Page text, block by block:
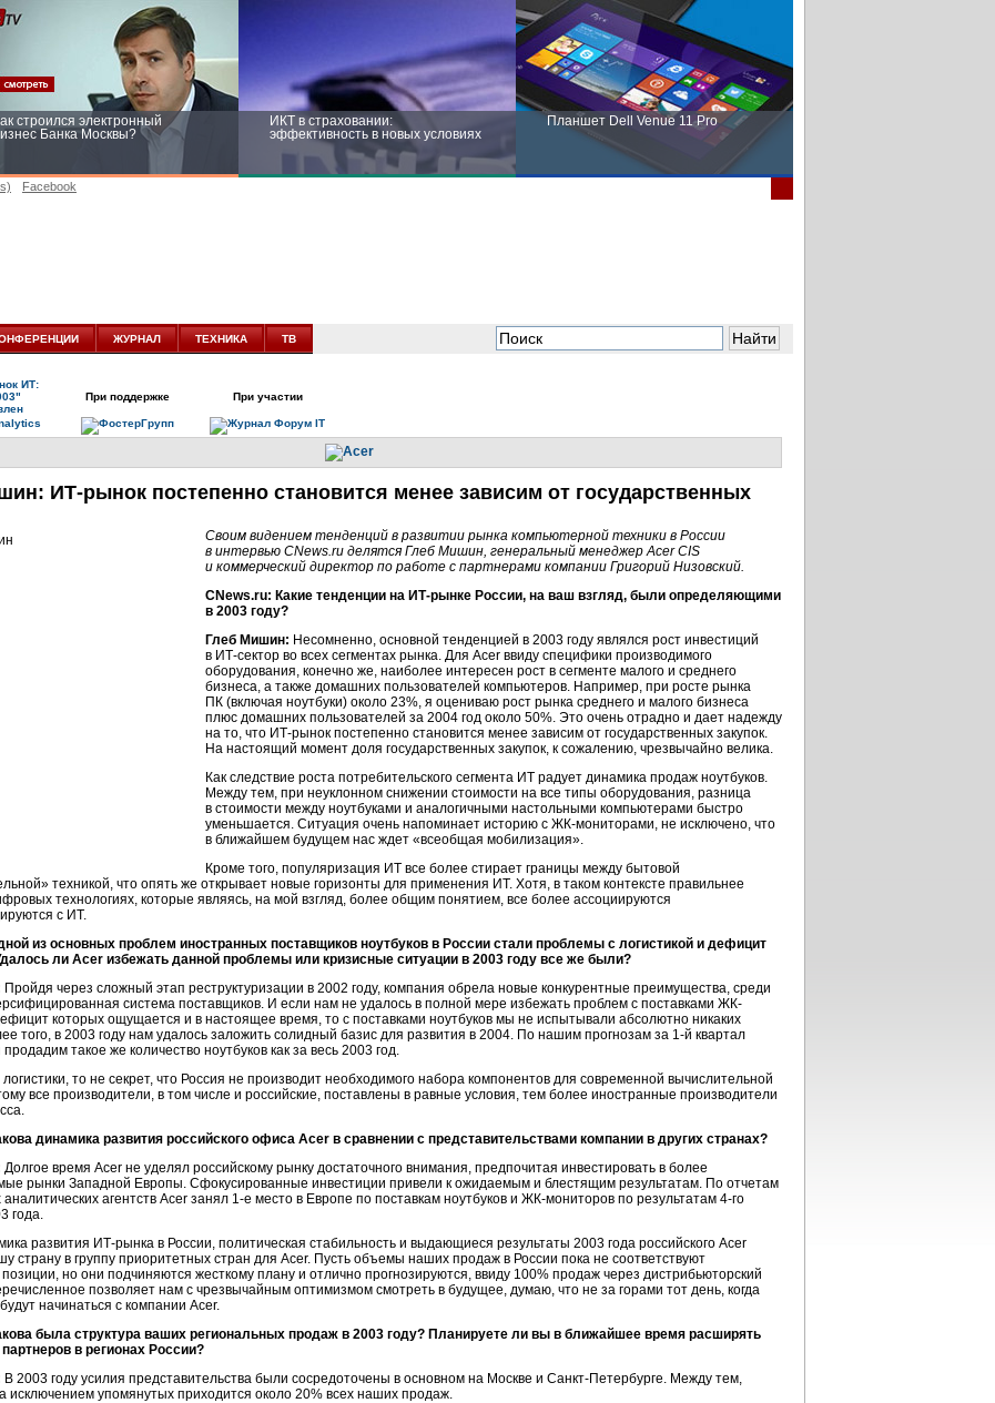
строился электронный
Банка Москвы?
ИКТ в страховании:
эффективность в новых условиях
Планшет Dell Venue 11 Pro
новых условиях
Facebook
ЖУРНАЛ ТЕХНИКА ТВ
ИТ:
При поддержке При участии
ИТ-рынок постепенно становится менее зависим от государственных
Своим видением тенденций в развитии рынка компьютерной техники в России
в интервью CNews.ru делятся Глеб Мишин, генеральный менеджер Acer CIS
и коммерческий директор по работе с партнерами компании Григорий Низовский.
CNews.ru: Какие тенденции на ИТ-рынке России, на ваш взгляд, были определяющими
в 2003 году?
Глеб Мишин: Несомненно, основной тенденцией в 2003 году являлся рост инвестиций
в ИТ-сектор во всех сегментах рынка. Для Acer ввиду специфики производимого
оборудования, конечно же, наиболее интересен рост в сегменте малого и среднего
бизнеса, а также домашних пользователей компьютеров. Например, при росте рынка
ПК (включая ноутбуки) около 23%, я оцениваю рост рынка среднего и малого бизнеса
плюс домашних пользователей за 2004 год около 50%. Это очень отрадно и дает надежду
на то, что ИТ-рынок постепенно становится менее зависим от государственных закупок.
На настоящий момент доля государственных закупок, к сожалению, чрезвычайно велика.
Как следствие роста потребительского сегмента ИТ радует динамика продаж ноутбуков.
Между тем, при неуклонном снижении стоимости на все типы оборудования, разница
в стоимости между ноутбуками и аналогичными настольными компьютерами быстро
уменьшается. Ситуация очень напоминает историю с ЖК-мониторами, не исключено, что
в ближайшем будущем нас ждет «всеобщая мобилизация».
Кроме того, популяризация ИТ все более стирает границы между бытовой
техникой, что опять же открывает новые горизонты для применения ИТ. Хотя, в таком контексте правильнее
технологиях, которые являясь, на мой взгляд, более общим понятием, все более ассоциируются
с ИТ.
из основных проблем иностранных поставщиков ноутбуков в России стали проблемы с логистикой и дефицит
ли Acer избежать данной проблемы или кризисные ситуации в 2003 году все же были?
Пройдя через сложный этап реструктуризации в 2002 году, компания обрела новые конкурентные преимущества, среди
система поставщиков. И если нам не удалось в полной мере избежать проблем с поставками ЖК-
которых ощущается и в настоящее время, то с поставками ноутбуков мы не испытывали абсолютно никаких
того, в 2003 году нам удалось заложить солидный базис для развития в 2004. По нашим прогнозам за 1-й квартал
такое же количество ноутбуков как за весь 2003 год.
логистики, то не секрет, что Россия не производит необходимого набора компонентов для современной вычислительной
все производители, в том числе и российские, поставлены в равные условия, тем более иностранные производители
динамика развития российского офиса Acer в сравнении с представительствами компании в других странах?
Долгое время Acer не уделял российскому рынку достаточного внимания, предпочитая инвестировать в более
рынки Западной Европы. Сфокусированные инвестиции привели к ожидаемым и блестящим результатам. По отчетам
агентств Acer занял 1-е место в Европе по поставкам ноутбуков и ЖК-мониторов по результатам 4-го
года.
развития ИТ-рынка в России, политическая стабильность и выдающиеся результаты 2003 года российского Acer
страну в группу приоритетных стран для Acer. Пусть объемы наших продаж в России пока не соответствуют
но они подчиняются жесткому плану и отлично прогнозируются, ввиду 100% продаж через дистрибьюторский
позволяет нам с чрезвычайным оптимизмом смотреть в будущее, думаю, что не за горами тот день, когда
начинаться с компании Acer.
была структура ваших региональных продаж в 2003 году? Планируете ли вы в ближайшее время расширять
в регионах России?
В 2003 году усилия представительства были сосредоточены в основном на Москве и Санкт-Петербурге. Между тем,
исключением упомянутых приходится около 20% всех наших продаж.